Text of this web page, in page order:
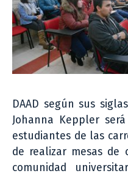
DAAD según sus
Johanna Keppler
estudiantes de las
de realizar mesas de
comunidad